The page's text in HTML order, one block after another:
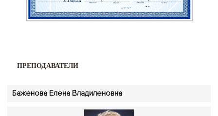
ПРЕПОДАВАТЕЛИ
Баженова Елена Владиленовна